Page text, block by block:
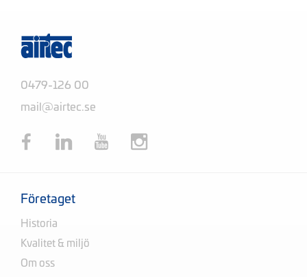
0479-126 00
mail@airtec.se
Företaget
Historia
Kvalitet & miljö
Om oss